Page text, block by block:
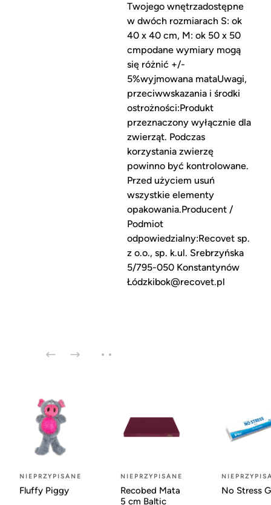
Twojego wnętrzadostępne
w dwóch rozmiarach S: ok
40 x 40 cm, M: ok 50 x 50
cmpodane wymiary mogą
się różnić +/-
5%wyjmowana mataUwagi,
przeciwwskazania i środki
ostrożności:Produkt
przeznaczony wyłącznie dla
zwierząt. Podczas
korzystania zwierzę
powinno być kontrolowane.
Przed użyciem usuń
wszystkie elementy
opakowania.Producent /
Podmiot
odpowiedzialny:Recovet sp.
z o.o., sp. k.ul. Srebrzyńska
5/795-050 Konstantynów
Łódzkibok@recovet.pl
NIEPRZYPISANE
Fluffy Piggy
NIEPRZYPISANE
Recobed Mata
5 cm Baltic
No Stress